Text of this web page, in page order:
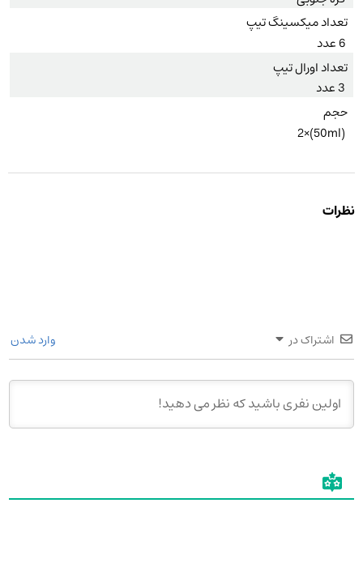
تعداد میکسینگ تیپ
6 عدد
تعداد اورال تیپ
3 عدد
حجم
(50ml)×2
نظرات
اشتراک در وارد شدن